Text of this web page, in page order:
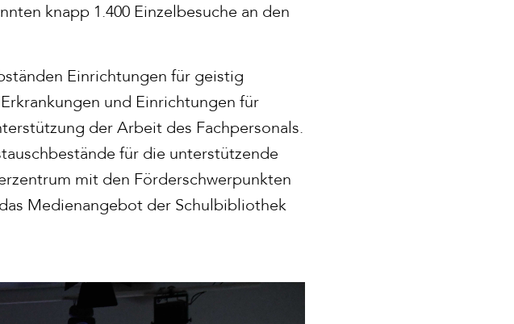
knapp 1.400 Einzelbesuche an den
Einrichtungen für geistig
und Einrichtungen für
der Arbeit des Fachpersonals.
für die unterstützende
mit den Förderschwerpunkten
Medienangebot der Schulbibliothek